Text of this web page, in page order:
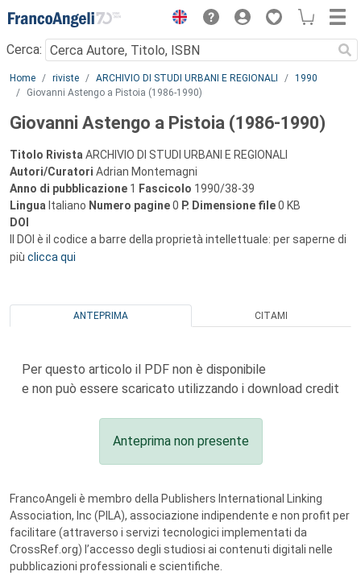
Menu
Cerca:
Main content
Home riviste ARCHIVIO DI STUDI URBANI E REGIONALI
1990
Giovanni Astengo a Pistoia (1986-1990)
Giovanni Astengo a Pistoia (1986-1990)
Titolo Rivista ARCHIVIO DI STUDI URBANI E REGIONALI
Autori/Curatori Adrian Montemagni
Anno di pubblicazione 1 Fascicolo 1990/38-39
Lingua Italiano Numero pagine0 P. Dimensione file0 KB
DOI
Il DOI è il codice a barre della proprietà intellettuale: per saperne di
più clicca qui
ANTEPRIMA CITAMI
Per questo articolo il PDF non è disponibile
e non può essere scaricato utilizzando i download credit
Anteprima non presente
FrancoAngeli è membro della Publishers International Linking
Association, Inc (PILA), associazione indipendente e non profit per
facilitare (attraverso i servizi tecnologici implementati da
CrossRef.org) l’accesso degli studiosi ai contenuti digitali nelle
pubblicazioni professionali e scientifiche.